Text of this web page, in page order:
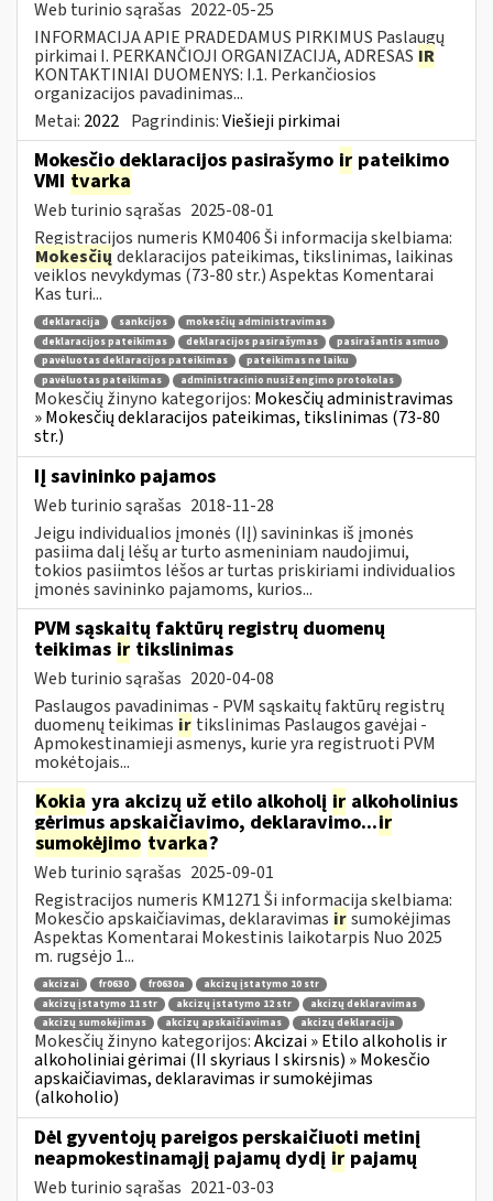
Web turinio sąrašas 2022-05-25
INFORMACIJA APIE PRADEDAMUS PIRKIMUS Paslaugų
pirkimai I. PERKANČIOJI ORGANIZACIJA, ADRESAS IR
KONTAKTINIAI DUOMENYS: I.1. Perkančiosios
organizacijos pavadinimas...
Metai: 2022 Pagrindinis:Viešieji pirkimai
Mokesčio deklaracijos pasirašymo ir pateikimo
VMI tvarka
Web turinio sąrašas 2025-08-01
Registracijos numeris KM0406 Ši informacija skelbiama:
Mokesčių deklaracijos pateikimas, tikslinimas, laikinas
veiklos nevykdymas (73-80 str.) Aspektas Komentarai
Kas turi...
deklaracija sankcijos
mokesčių administravimas
deklaracijos pateikimas
deklaracijos pasirašymas
pasirašantis asmuo
pavėluotas deklaracijos pateikimas
pateikimas ne laiku
pavėluotas pateikimas
administracinio nusižengimo protokolas
Mokesčių žinyno kategorijos: Mokesčių administravimas
» Mokesčių deklaracijos pateikimas, tikslinimas (73-80
str.)
IĮ savininko pajamos
Web turinio sąrašas 2018-11-28
Jeigu individualios įmonės (IĮ) savininkas iš įmonės
pasiima dalį lėšų ar turto asmeniniam naudojimui,
tokios pasiimtos lėšos ar turtas priskiriami individualios
įmonės savininko pajamoms, kurios...
PVM sąskaitų faktūrų registrų duomenų
teikimas ir tikslinimas
Web turinio sąrašas 2020-04-08
Paslaugos pavadinimas - PVM sąskaitų faktūrų registrų
duomenų teikimas ir tikslinimas Paslaugos gavėjai -
Apmokestinamieji asmenys, kurie yra registruoti PVM
mokėtojais...
Kokia yra akcizų už etilo alkoholį ir alkoholinius
gėrimus apskaičiavimo, deklaravimo...ir
sumokėjimo tvarka?
Web turinio sąrašas 2025-09-01
Registracijos numeris KM1271 Ši informacija skelbiama:
Mokesčio apskaičiavimas, deklaravimas irsumokėjimas
Aspektas Komentarai Mokestinis laikotarpis Nuo 2025
m. rugsėjo 1...
akcizai fr0630 fr0630a
akcizų įstatymo 10 str
akcizų įstatymo 11 str
akcizų įstatymo 12 str
akcizų deklaravimas
akcizų sumokėjimas
akcizų apskaičiavimas akcizų deklaracija
Mokesčių žinyno kategorijos:Akcizai » Etilo alkoholis ir
alkoholiniai gėrimai (II skyriaus I skirsnis) » Mokesčio
apskaičiavimas, deklaravimas ir sumokėjimas
(alkoholio)
Dėl gyventojų pareigos perskaičiuoti metinį
neapmokestinamąjį pajamų dydį ir pajamų
Web turinio sąrašas 2021-03-03